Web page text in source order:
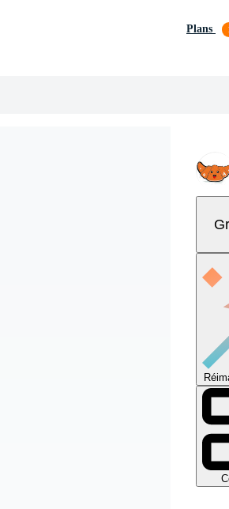
Plans